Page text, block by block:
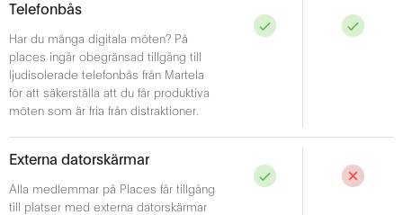
Telefonbås
Har du många digitala möten? På
places ingår obegränsad tillgång till
ljudisolerade telefonbås från Martela
för att säkerställa att du får produktiva
möten som är fria från distraktioner.
Externa datorskärmar
Alla medlemmar på Places får tillgång
till platser med externa datorskärmar